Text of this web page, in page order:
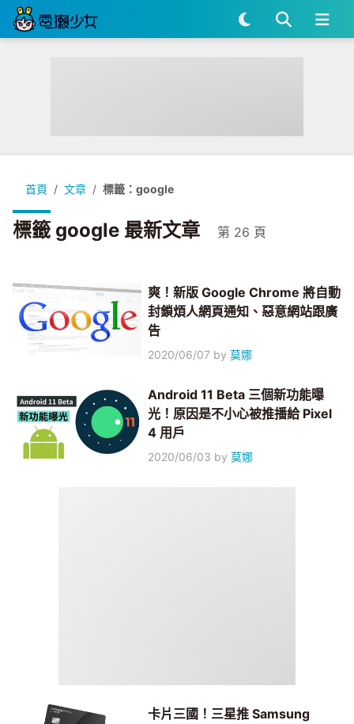
首頁 文章 標籤：google
標籤 google 最新文章 第 26 頁
爽！新版 Google Chrome 將自動
封鎖煩人網頁通知、惡意網站跟廣
告
2020/06/07 by莫娜
Android 11 Beta 三個新功能曝
光！原因是不小心被推播給 Pixel
4 用戶
2020/06/03 by莫娜
卡片三國！三星推 Samsung